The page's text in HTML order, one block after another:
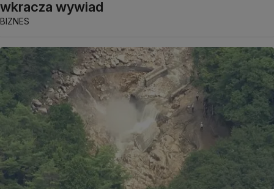
wkracza wywiad
BIZNES